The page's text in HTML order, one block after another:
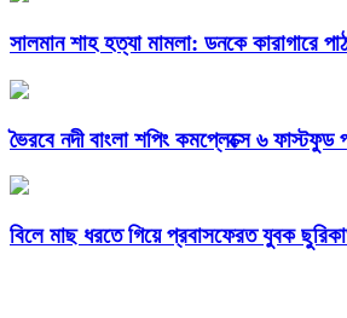
সালমান শাহ হত্যা মামলা: ডনকে কারাগারে
ভৈরবে নদী বাংলা শপিং কমপ্লেক্সে ৬ ফাস্টফুড
বিলে মাছ ধরতে গিয়ে প্রবাসফেরত যুবক